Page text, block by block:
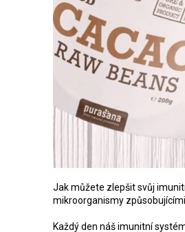
Jak můžete zlepšit svůj
mikroorganismy
Každý den náš imunitní